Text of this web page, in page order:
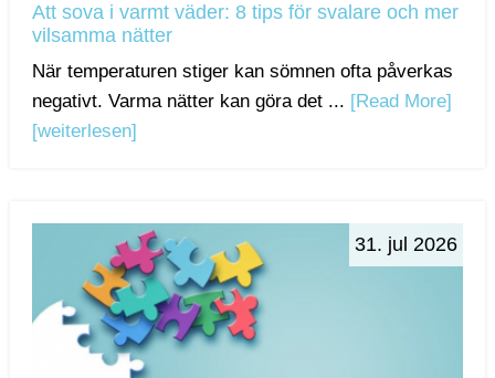
Att sova i varmt väder: 8 tips för svalare och mer
vilsamma nätter
När temperaturen stiger kan sömnen ofta påverkas
negativt. Varma nätter kan göra det ... [Read More]
[weiterlesen]
31. jul 2026